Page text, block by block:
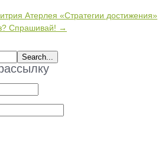
Атерлея «Стратегии достижения»
Спрашивай! →